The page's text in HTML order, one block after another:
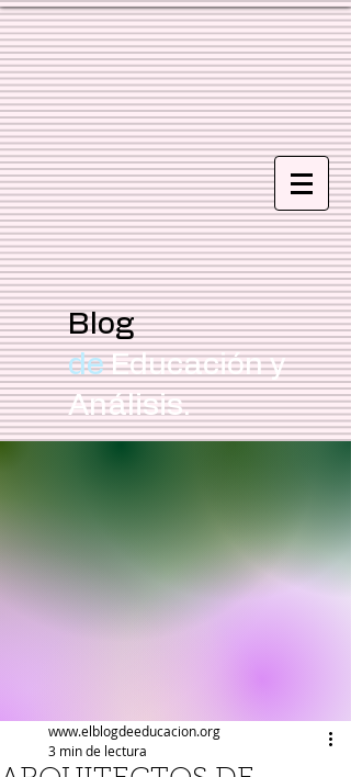
Blog
de Educación y
Análisis.
www.elblogdeeducacion.org
3 min de lectura